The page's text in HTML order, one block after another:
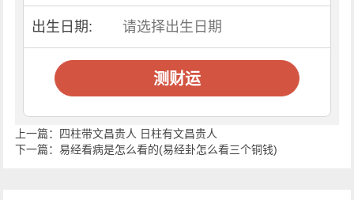
出生日期:
测财运
上一篇： 四柱带文昌贵人 日柱有文昌贵人
下一篇：易经看病是怎么看的(易经卦怎么看三个铜钱)